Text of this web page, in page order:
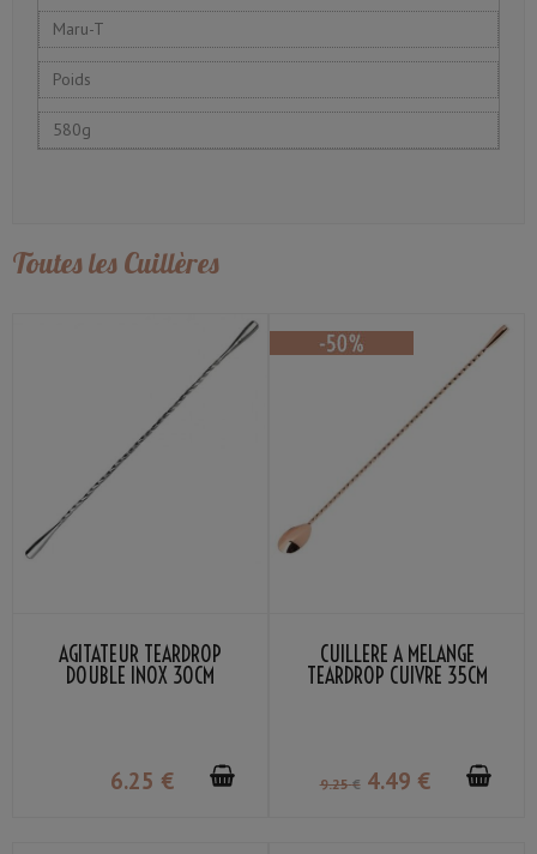
Maru-T
Poids
580g
Toutes les Cuillères
AGITATEUR TEARDROP
DOUBLE INOX 30CM
6.25 €
CUILLÈRE À MÉLANGE
TEARDROP CUIVRE 35CM
9.25 € 4.49 €